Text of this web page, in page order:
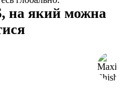
на який можна